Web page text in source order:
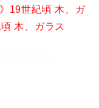
19世紀頃 木、ガ
木、ガラス